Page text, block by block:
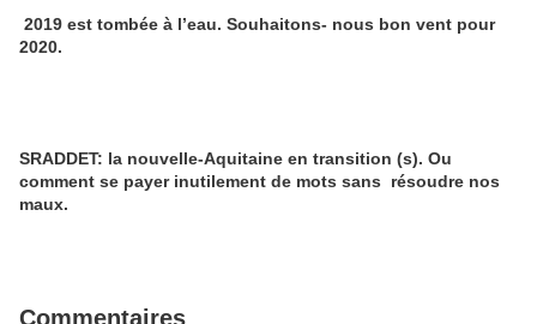
2019 est tombée à l’eau. Souhaitons- nous bon vent pour
2020.
SRADDET: la nouvelle-Aquitaine en transition (s). Ou
comment se payer inutilement de mots sans résoudre nos
maux.
Commentaires